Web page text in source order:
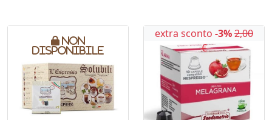
Non
disponibile
extra sconto -3%2,00
€